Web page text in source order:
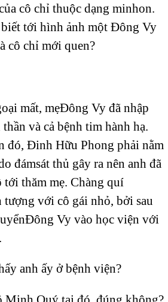
cô chỉ thuộc dạng minhon.
biết tới hình ảnh một Đông Vy
cô chỉ mới quen?
mất, mẹĐông Vy đã nhập
và cả bệnh tim hành hạ.
đó, Đinh Hữu Phong phải nằm
đámsát thủ gây ra nên anh đã
thăm mẹ. Chàng quí
tượng với cô gái nhỏ, bởi sau
Vy vào học viện với
anh ấy ở bệnh viện?